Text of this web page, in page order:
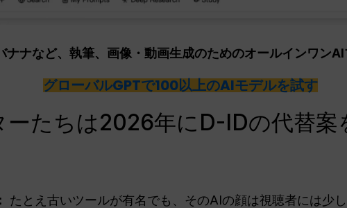
ナナなど、執筆、画像・動画生成のためのオールインワン
グローバルGPTで100以上のAIモデルを試す
ーたちは2026年にD-IDの代替案
たとえ古いツールが有名でも、そのAIの顔は視聴者には少